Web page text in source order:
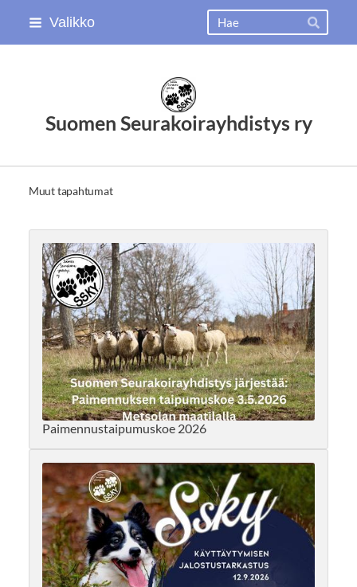
Siirry
Valikko
Hae
Suomen Seurakoirayhdistys ry
Muut tapahtumat
Paimennustaipumuskoe 2026